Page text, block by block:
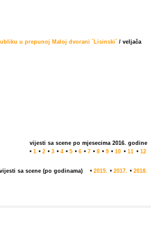
u prepunoj Maloj dvorani `Lisinski` / veljača
vijesti sa scene po mjesecima 2016. godine
• 1 • 2 • 3 • 4 • 5 • 6 • 7 • 8 • 9 • 10 • 11 • 12
sa scene (po godinama) • 2015. • 2017. • 2018.